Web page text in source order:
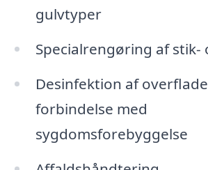
gulvtyper
Specialrengøring af stik-
Desinfektion af
forbindelse med
sygdomsforebyggelse